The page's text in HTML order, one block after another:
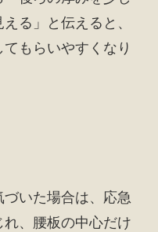
る」と伝えると、
もらいやすくなり
いた場合は、応急
、腰板の中心だけ